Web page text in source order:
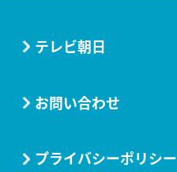
テレビ朝日
お問い合わせ
プライバシーポリシー